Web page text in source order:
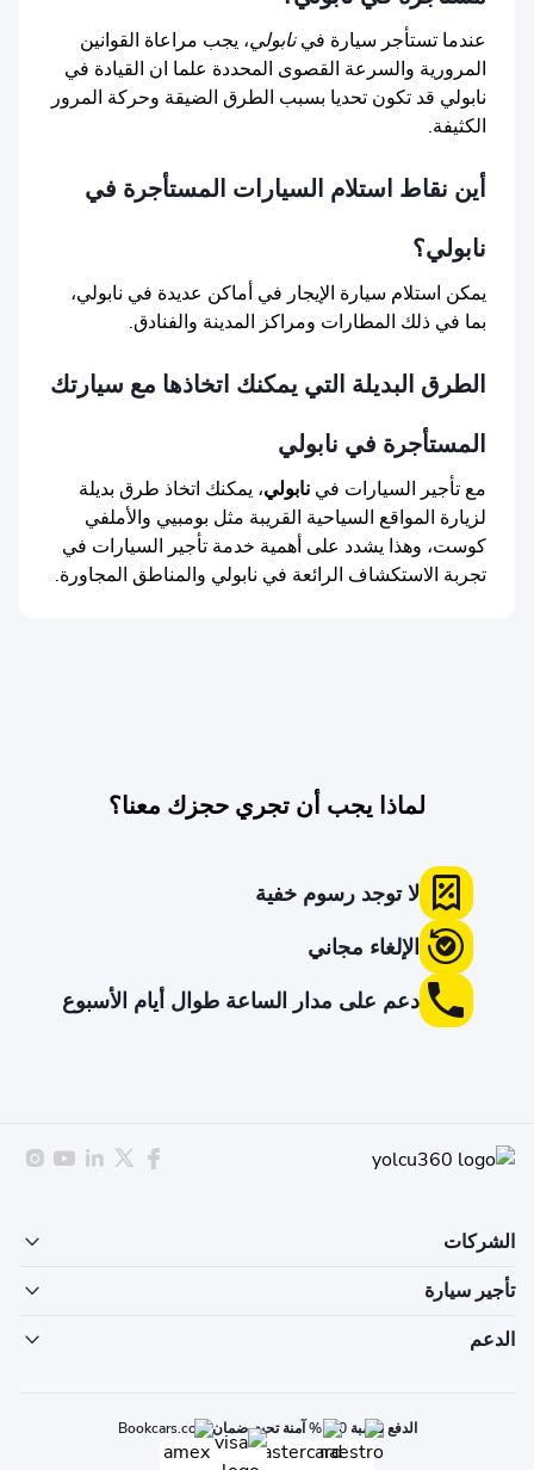
عندما تستأجر سيارة فينابولي، يجب مراعاة القوانين
المرورية والسرعة القصوى المحددة علما ان القيادة في
نابولي قد تكون تحديا بسبب الطرق الضيقة وحركة المرور
الكثيفة.
أين نقاط استلام السيارات المستأجرة في
نابولي؟
يمكن استلام سيارة الإيجار في أماكن عديدة في نابولي،
بما في ذلك المطارات ومراكز المدينة والفنادق.
الطرق البديلة التي يمكنك اتخاذها مع سيارتك
المستأجرة في نابولي
مع تأجير السيارات في نابولي، يمكنك اتخاذ طرق بديلة
لزيارة المواقع السياحية القريبة مثل بومبيي والأملفي
كوست، وهذا يشدد على أهمية خدمة تأجير السيارات في
تجربة الاستكشاف الرائعة في نابولي والمناطق المجاورة.
لماذا يجب أن تجري حجزك معنا؟
لا توجد رسوم خفية
الإلغاء مجاني
دعم على مدار الساعة طوال أيام الأسبوع
الشركات
تأجير سيارة
الدعم
الدفع بنسبة 100% آمنة تحت ضمان Bookcars.com